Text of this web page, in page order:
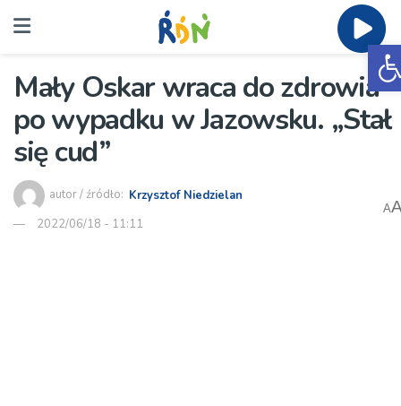
Mały Oskar wraca do zdrowia
po wypadku w Jazowsku. „Stał
się cud”
autor / źródło: Krzysztof Niedzielan
2022/06/18 - 11:11
A